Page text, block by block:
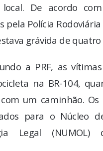
De acordo
pela Polícia Rodoviária
grávida de quatro
a PRF, as
na BR-104,
um caminhão. Os
para o Núcleo
Legal (NUMOL)